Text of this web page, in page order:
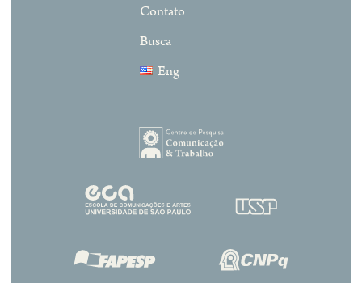
Contato
Busca
Eng